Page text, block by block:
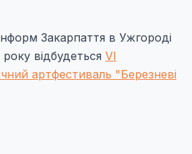
Закарпаття в Ужгороді
відбудеться VI
артфестиваль "Березневі